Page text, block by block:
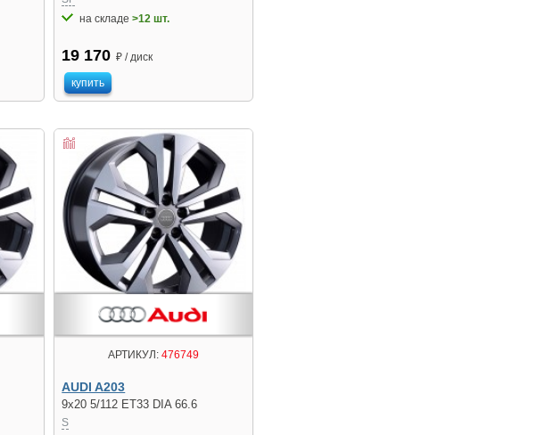
на складе>12 шт.
19 170 ₽ / диск
купить
АРТИКУЛ: 476749
AUDI A203
9x20 5/112 ET33 DIA 66.6
S